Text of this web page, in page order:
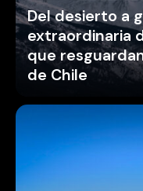
Del desierto a
extraordinaria
que
de Chile